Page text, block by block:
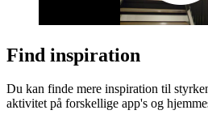
Find inspiration
Du kan finde mere inspiration til
aktivitet på forskellige app's og